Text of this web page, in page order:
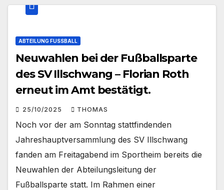
ABTEILUNG FUSSBALL
Neuwahlen bei der Fußballsparte
des SV Illschwang – Florian Roth
erneut im Amt bestätigt.
25/10/2025 THOMAS
Noch vor der am Sonntag stattfindenden
Jahreshauptversammlung des SV Illschwang
fanden am Freitagabend im Sportheim bereits die
Neuwahlen der Abteilungsleitung der
Fußballsparte statt. Im Rahmen einer